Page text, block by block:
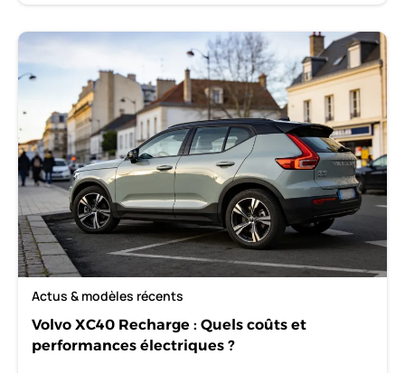
Actus & modèles récents
Volvo XC40 Recharge : Quels coûts et
performances électriques ?